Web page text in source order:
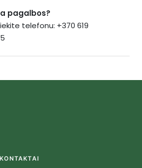
pagalbos?
telefonu: +370 619